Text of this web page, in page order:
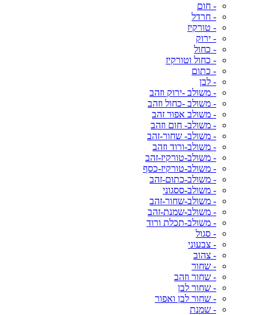
- חום
- חרדל
- טורקיז
- ירוק
- כחול
- כחול וטורקיז
- כתום
- לבן
- משולב -ירוק וזהב
- משולב -כחול וזהב
- משולב אפור זהב
- משולב- חום וזהב
- משולב- שחור-זהב
- משולב-ורוד וזהב
- משולב-טורקיז-זהב
- משולב-טורקיז-כסף
- משולב-כתום-זהב
- משולב-ססגוני
- משולב-שחור-זהב
- משולב-שמנת-זהב
- משולב-תכלת ורוד
- סגול
- צבעוני
- צהוב
- שחור
- שחור וזהב
- שחור לבן
- שחור לבן ואפור
- שמנת